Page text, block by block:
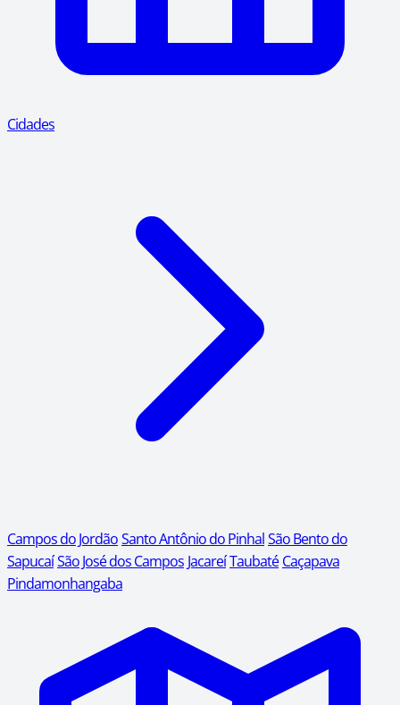
Cidades
Campos do JordãoSanto Antônio do PinhalSão Bento do
SapucaíSão José dos Campos JacareíTaubaté Caçapava
Pindamonhangaba